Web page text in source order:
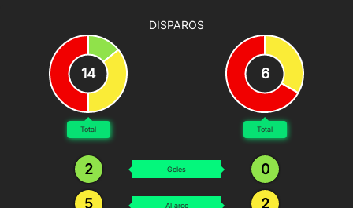
DISPAROS
14
Total
2
5
6
Total
0
2
Goles
Al arco